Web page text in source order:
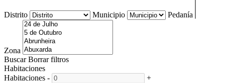
Distrito Municipio Pedanía
Zona
Buscar Borrar filtros
Habitaciones
Habitaciones -
+